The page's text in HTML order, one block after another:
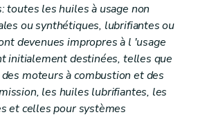
toutes les huiles à usage non
ou synthétiques, lubrifiantes ou
devenues impropres à l 'usage
initialement destinées, telles que
moteurs à combustion et des
les huiles lubrifiantes, les
et celles pour systèmes